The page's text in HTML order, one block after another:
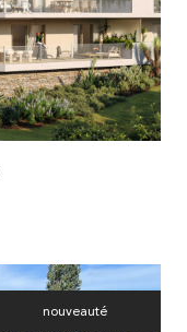
nouveauté